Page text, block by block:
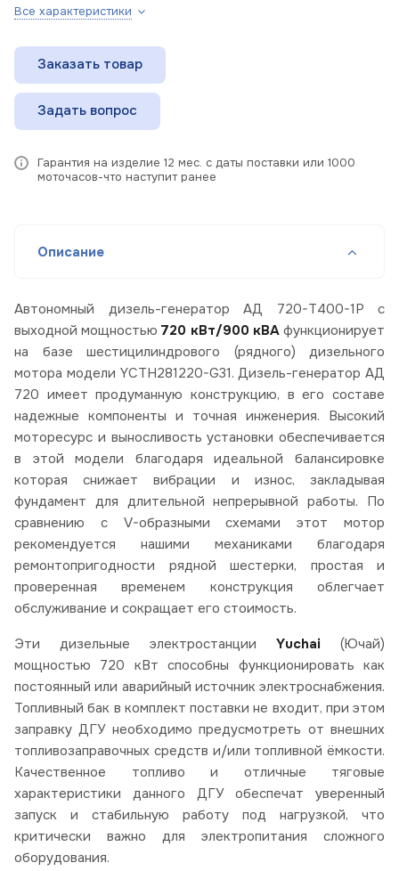
Все характеристики
Заказать товар
Задать вопрос
Гарантия на изделие 12 мес. с даты поставки или 1000
моточасов-что наступит ранее
Описание
Автономный дизель-генератор АД 720-Т400-1Р с
выходной мощностью720 кВт/900 кВАфункционирует
на базе шестицилиндрового (рядного) дизельного
мотора модели YCTH281220-G31. Дизель-генератор АД
720 имеет продуманную конструкцию, в его составе
надежные компоненты и точная инженерия. Высокий
моторесурс и выносливость установки обеспечивается
в этой модели благодаря идеальной балансировке
которая снижает вибрации и износ, закладывая
фундамент для длительной непрерывной работы. По
сравнению с V-образными схемами этот мотор
рекомендуется нашими механиками благодаря
ремонтопригодности рядной шестерки, простая и
проверенная временем конструкция облегчает
обслуживание и сокращает его стоимость.
Эти дизельные электростанции Yuchai (Ючай)
мощностью 720 кВт способны функционировать как
постоянный или аварийный источник электроснабжения.
Топливный бак в комплект поставки не входит, при этом
заправку ДГУ необходимо предусмотреть от внешних
топливозаправочных средств и/или топливной ёмкости.
Качественное топливо и отличные тяговые
характеристики данного ДГУ обеспечат уверенный
запуск и стабильную работу под нагрузкой, что
критически важно для электропитания сложного
оборудования.